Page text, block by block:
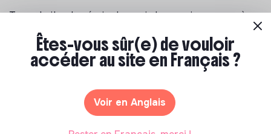
Tu souhaites te réorienter mais tu ne sais pas par où
sélection de formations aux métiers de la transition
écologique et solidaire !
Êtes-vous sûr(e) de vouloir
accéder au site en Français ?
Voir en Anglais